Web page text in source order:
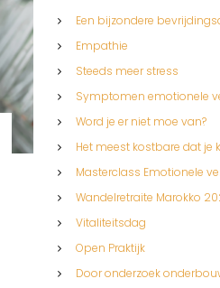
Een bijzondere
Empathie
Steeds meer stress
Symptomen emotionele
Word je er niet moe van?
Het meest kostbare dat je
Masterclass Emotionele
Wandelretraite Marokko
Vitaliteitsdag
Open Praktijk
Door onderzoek